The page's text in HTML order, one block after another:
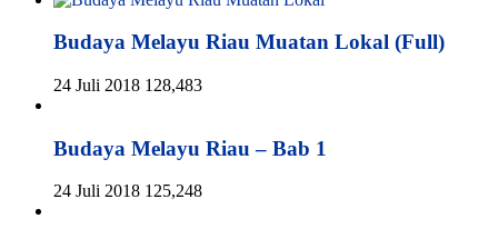
Budaya Melayu Riau Muatan Lokal (Full)
24 Juli 2018 128,483
Budaya Melayu Riau – Bab 1
24 Juli 2018 125,248